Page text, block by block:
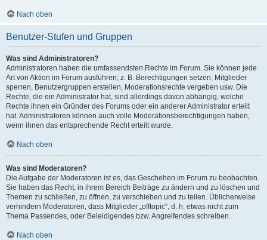
Nach oben
Benutzer-Stufen und Gruppen
Was sind Administratoren?
Administratoren haben die umfassendsten Rechte im Forum. Sie können jede
Art von Aktion im Forum ausführen; z. B. Berechtigungen setzen, Mitglieder
sperren, Benutzergruppen erstellen, Moderationsrechte vergeben usw. Die
Rechte, die ein Administrator hat, sind allerdings davon abhängig, welche
Rechte ihnen ein Gründer des Forums oder ein anderer Administrator erteilt
hat. Administratoren können auch volle Moderationsberechtigungen haben,
wenn ihnen das entsprechende Recht erteilt wurde.
Nach oben
Was sind Moderatoren?
Die Aufgabe der Moderatoren ist es, das Geschehen im Forum zu beobachten.
Sie haben das Recht, in ihrem Bereich Beiträge zu ändern und zu löschen und
Themen zu schließen, zu öffnen, zu verschieben und zu teilen. Üblicherweise
verhindern Moderatoren, dass Mitglieder „offtopic“, d. h. etwas nicht zum
Thema Passendes, oder Beleidigendes bzw. Angreifendes schreiben.
Nach oben